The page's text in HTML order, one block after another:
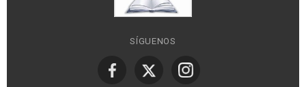
SÍGUENOS